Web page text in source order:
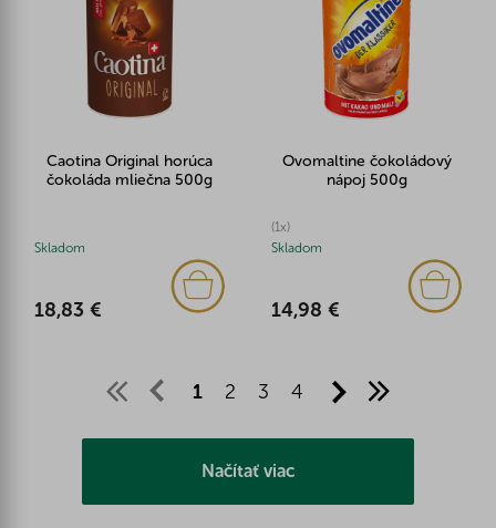
Caotina Original horúca
čokoláda mliečna 500g
Skladom
18,83 €
Ovomaltine čokoládový
nápoj 500g
(1x)
Skladom
14,98 €
1 2 3 4
Načítať viac